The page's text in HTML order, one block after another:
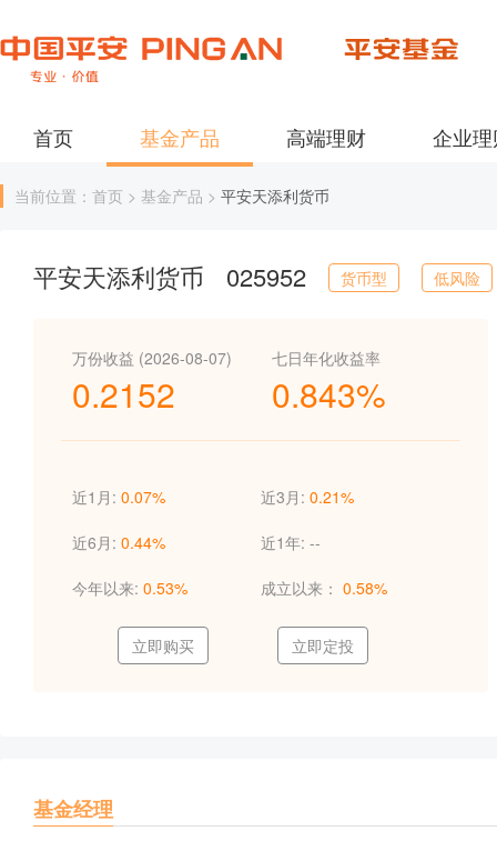
首页 基金产品 高端理财 企业
当前位置：首页 > 基金产品 > 平安天添利货币
平安天添利货币 025952 货币型 低风险
万份收益 (2026-08-07)
0.2152
七日年化收益率
0.843%
近1月: 0.07% 近3月: 0.21%
近6月: 0.44% 近1年: --
今年以来: 0.53% 成立以来： 0.58%
立即购买 立即定投
基金经理